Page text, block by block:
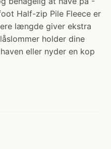
Half-zip Pile Fleece er
længde giver ekstra
holder dine
eller nyder en kop